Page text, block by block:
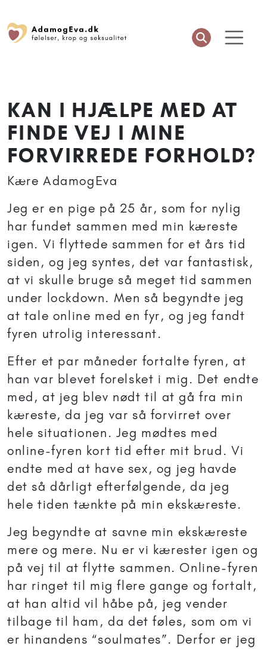
KAN I HJÆLPE MED AT
FINDE VEJ I MINE
FORVIRREDE FORHOLD?
Kære AdamogEva
Jeg er en pige på 25 år, som for nylig
har fundet sammen med min kæreste
igen. Vi flyttede sammen for et års tid
siden, og jeg syntes, det var fantastisk,
at vi skulle bruge så meget tid sammen
under lockdown. Men så begyndte jeg
at tale online med en fyr, og jeg fandt
fyren utrolig interessant.
Efter et par måneder fortalte fyren, at
han var blevet forelsket i mig. Det endte
med, at jeg blev nødt til at gå fra min
kæreste, da jeg var så forvirret over
hele situationen. Jeg mødtes med
online-fyren kort tid efter mit brud. Vi
endte med at have sex, og jeg havde
det så dårligt efterfølgende, da jeg
hele tiden tænkte på min ekskæreste.
Jeg begyndte at savne min ekskæreste
mere og mere. Nu er vi kærester igen og
på vej til at flytte sammen. Online-fyren
har ringet til mig flere gange og fortalt,
at han altid vil håbe på, jeg vender
tilbage til ham, da det føles, som om vi
er hinandens “soulmates”. Derfor er jeg